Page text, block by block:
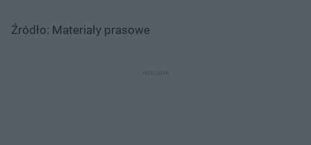
Źródło: Materiały prasowe